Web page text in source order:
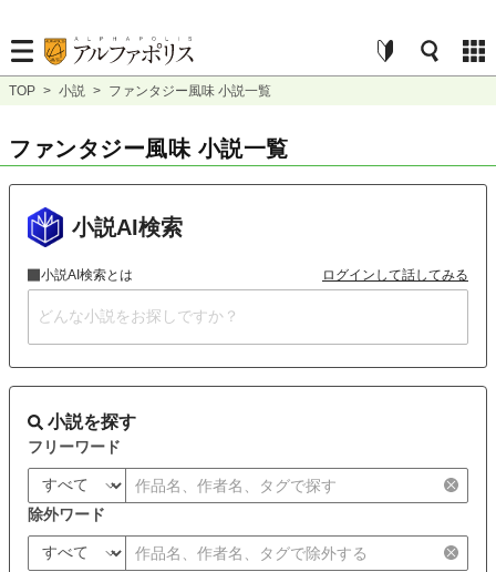
TOP > 小説 > ファンタジー風味 小説一覧
ファンタジー風味 小説一覧
小説AI検索
小説AI検索とは ログインして話してみる
小説を探す
フリーワード
除外ワード